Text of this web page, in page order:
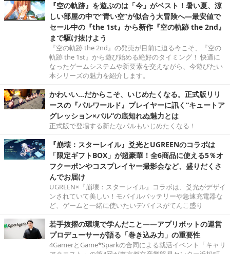
『空の軌跡』を遊ぶのは「今」がベスト！暑い夏、涼
しい部屋の中で“青い空”が似合う大冒険へ―最安値で
セール中の『the 1st』から新作『空の軌跡 the 2nd』
まで駆け抜けよう
『空の軌跡 the 2nd』の発売が目前に迫る今こそ、『空の
軌跡 the 1st』から遊び始める絶好のタイミング！ 快適に
なったゲームシステムや新要素を交えながら、今遊びたい
本シリーズの魅力を紹介します。
かわいい…だからこそ、いじめたくなる。正式版リリ
ースの『パルワールド』プレイヤーに訊く“キュートア
グレッション×パル”の底知れぬ魅力とは
正式版で登場する新たなパルもいじめたくなる！
『崩壊：スターレイル』爻光とUGREENのコラボは
「限定ギフトBOX」が超豪華！全6商品に使える5％オ
フクーポンやコスプレイヤー撮影会など、盛りだくさ
んでお届け
UGREEN×『崩壊：スターレイル』コラボは、爻光がデザイ
ンされていて美しい！モバイルバッテリーや急速充電器な
ど、ゲームと一緒に使いたいデバイスがてんこ盛り
若手抜擢の環境で学んだこと――アプリボットの運営
プロデューサーが語る「巻き込み力」の重要性
4GamerとGame*Sparkの合同による就活イベント「キャリ